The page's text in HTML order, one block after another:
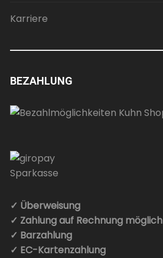
Karriere
BEZAHLUNG
✓ Überweisung
✓ Zahlung auf Rechnung möglich
✓ Barzahlung
✓ EC-Kartenzahlung